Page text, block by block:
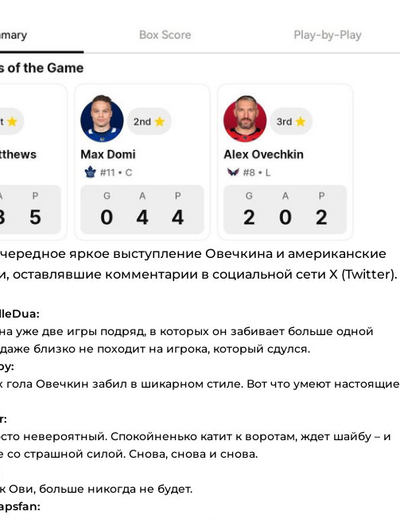
яркое выступление Овечкина и американские
оставлявшие комментарии в социальной сети X (Twitter).
уже две игры подряд, в которых он забивает больше одной
близко не походит на игрока, который сдулся.
гола Овечкин забил в шикарном стиле. Вот что умеют настоящие
невероятный. Спокойненько катит к воротам, ждет шайбу – и
со страшной силой. Снова, снова и снова.
Ови, больше никогда не будет.